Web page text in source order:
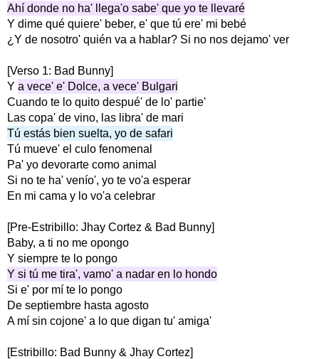
Ahí donde no ha' llega'o sabe' que yo te llevaré
Y dime qué quiere' beber, e' que tú ere' mi bebé
¿Y de nosotro' quién va a hablar? Si no nos dejamo' ver
[Verso 1: Bad Bunny]
Y a vece' e' Dolce, a vece' Bulgari
Cuando te lo quito despué' de lo' partie'
Las copa' de vino, las libra' de mari
Tú estás bien suelta, yo de safari
Tú muevе' el culo fenomenal
Pa' yo dеvorarte como animal
Si no te ha' venío', yo te vo'a esperar
En mi cama y lo vo'a celebrar
[Pre-Estribillo: Jhay Cortez & Bad Bunny]
Baby, a ti no me opongo
Y siempre te lo pongo
Y si tú me tira', vamo' a nadar en lo hondo
Si e' por mí te lo pongo
De septiembre hasta agosto
A mí sin cojone' a lo que digan tu' amiga'
[Estribillo: Bad Bunny & Jhay Cortez]